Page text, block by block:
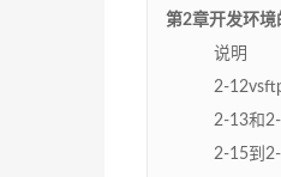
第2章开发环境
说明
2-
2-13和
2-15到